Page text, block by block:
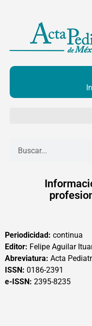
contenido
Periodicidad: continua
Editor: Felipe Aguilar
Abreviatura: Acta
ISSN: 0186-2391
e-ISSN: 2395-8235